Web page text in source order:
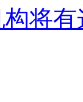
将